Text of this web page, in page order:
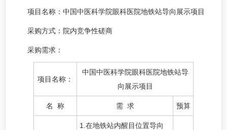
项目名称：中国中医科学院眼科医院地铁站导向展示项目
采购方式：院内竞争性磋商
采购需求：
项目名称：
中国中医科学院眼科医院地铁站导
向展示项目
名 称 需 求 预算
1.在地铁站内醒目位置导向